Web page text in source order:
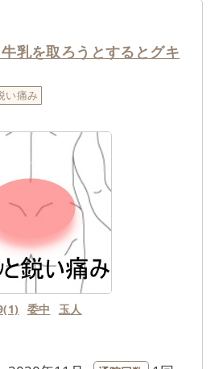
乳を取ろうとするとグキ
い痛み
委中 玉人